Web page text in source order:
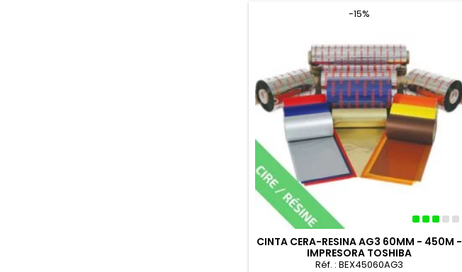
-15%
CINTA CERA-RESINA AG3 60MM - 450M -
IMPRESORA TOSHIBA
Réf. : BEX45060AG3